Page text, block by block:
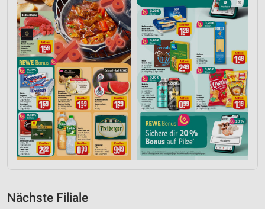
Nächste Filiale